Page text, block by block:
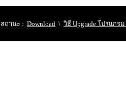
สถานะ : Download \ วิธี Upgrade โปรแกรม